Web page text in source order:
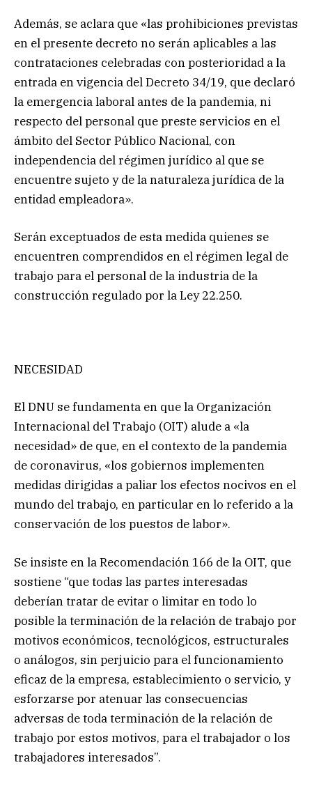
Además, se aclara que «las prohibiciones previstas
en el presente decreto no serán aplicables a las
contrataciones celebradas con posterioridad a la
entrada en vigencia del Decreto 34/19, que declaró
la emergencia laboral antes de la pandemia, ni
respecto del personal que preste servicios en el
ámbito del Sector Público Nacional, con
independencia del régimen jurídico al que se
encuentre sujeto y de la naturaleza jurídica de la
entidad empleadora».
Serán exceptuados de esta medida quienes se
encuentren comprendidos en el régimen legal de
trabajo para el personal de la industria de la
construcción regulado por la Ley 22.250.
NECESIDAD
El DNU se fundamenta en que la Organización
Internacional del Trabajo (OIT) alude a «la
necesidad» de que, en el contexto de la pandemia
de coronavirus, «los gobiernos implementen
medidas dirigidas a paliar los efectos nocivos en el
mundo del trabajo, en particular en lo referido a la
conservación de los puestos de labor».
Se insiste en la Recomendación 166 de la OIT, que
sostiene “que todas las partes interesadas
deberían tratar de evitar o limitar en todo lo
posible la terminación de la relación de trabajo por
motivos económicos, tecnológicos, estructurales
o análogos, sin perjuicio para el funcionamiento
eficaz de la empresa, establecimiento o servicio, y
esforzarse por atenuar las consecuencias
adversas de toda terminación de la relación de
trabajo por estos motivos, para el trabajador o los
trabajadores interesados”.